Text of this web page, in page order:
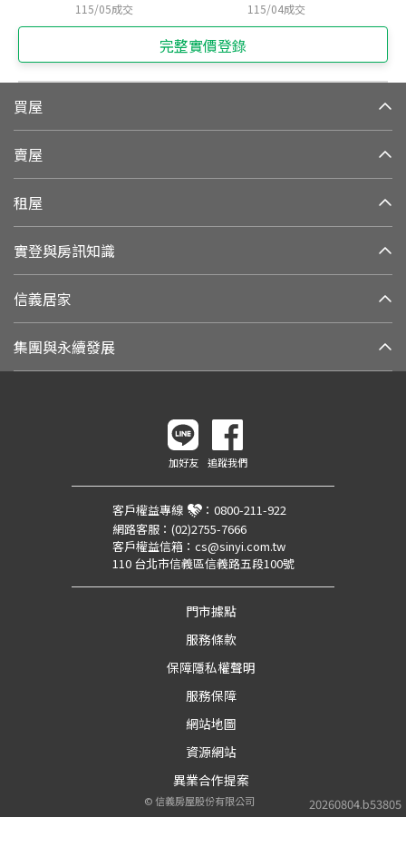
115/05成交 115/04成交
完整實價登錄
買屋
賣屋
租屋
實登與房訊知識
信義居家
集團與永續發展
20260804.b53805
加好友 追蹤我們
客戶權益專線 ： 0800-211-922
網路客服： (02)2755-7666
客戶權益信箱： cs@sinyi.com.tw
110 台北市信義區信義路五段100號
門市據點
服務條款
保障隱私權聲明
服務保障
網站地圖
資源網站
異業合作提案
©信義房屋股份有限公司